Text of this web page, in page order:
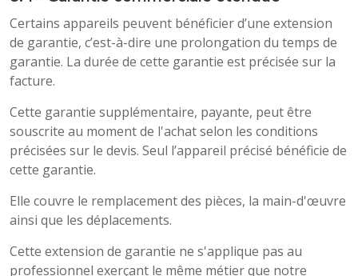
Certains appareils peuvent bénéficier d’une extension
de garantie, c’est-à-dire une prolongation du temps de
garantie. La durée de cette garantie est précisée sur la
facture.
Cette garantie supplémentaire, payante, peut être
souscrite au moment de l'achat selon les conditions
précisées sur le devis. Seul l’appareil précisé bénéficie de
cette garantie.
Elle couvre le remplacement des pièces, la main-d'œuvre
ainsi que les déplacements.
Cette extension de garantie ne s'applique pas au
professionnel exerçant le même métier que notre